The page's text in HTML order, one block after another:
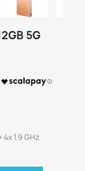
5G
1.9 GHz